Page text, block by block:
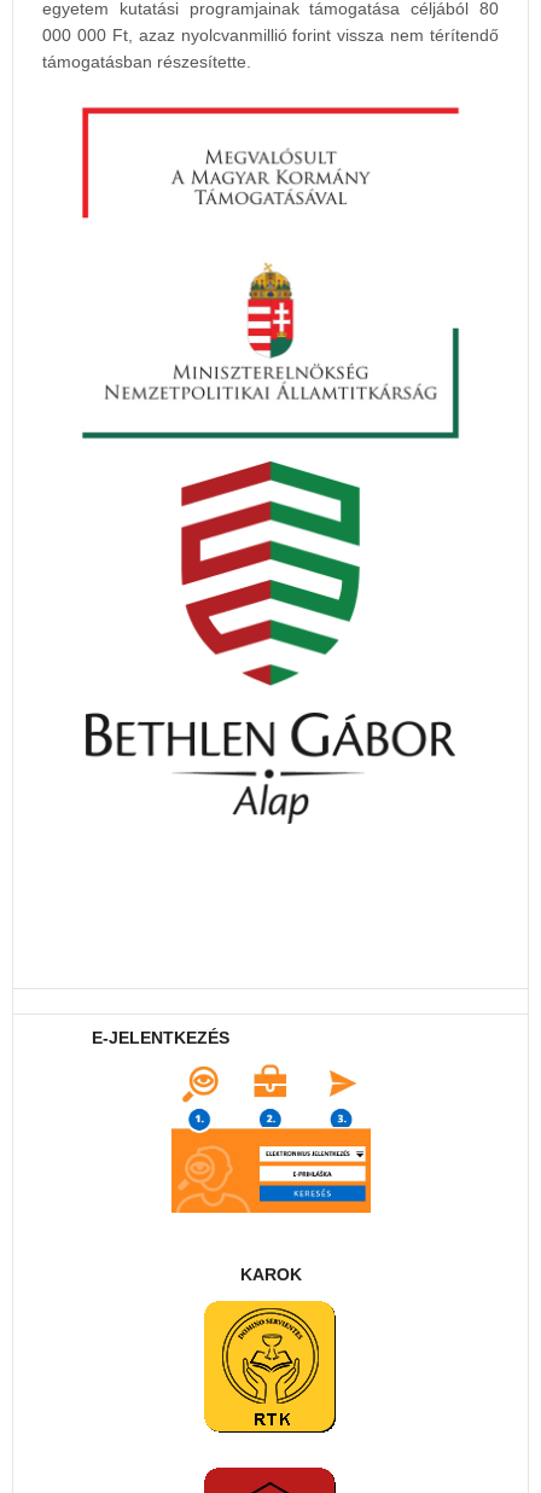
egyetem kutatási programjainak támogatása céljából 80
000 000 Ft, azaz nyolcvanmillió forint vissza nem térítendő
támogatásban részesítette.
E-JELENTKEZÉS
KAROK